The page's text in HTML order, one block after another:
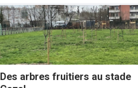
Des arbres fruitiers au stade